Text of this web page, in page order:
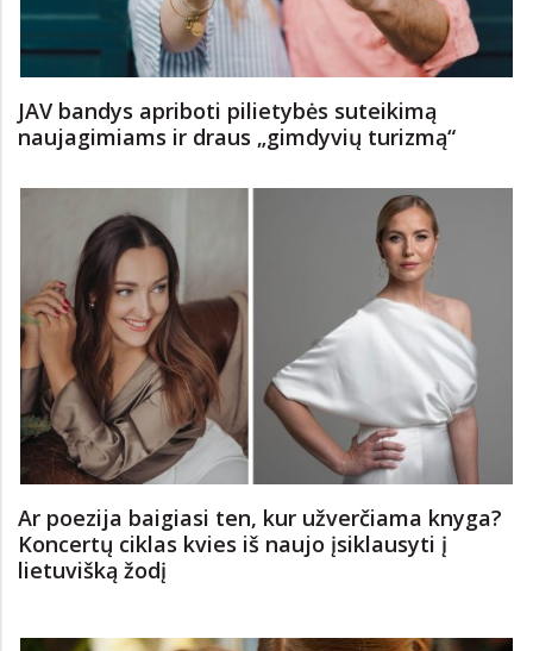
JAV bandys apriboti pilietybės suteikimą
naujagimiams ir draus „gimdyvių turizmą“
Ar poezija baigiasi ten, kur užverčiama knyga?
Koncertų ciklas kvies iš naujo įsiklausyti į
lietuvišką žodį